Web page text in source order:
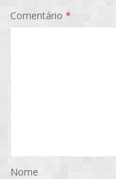
Comentário *
Nome